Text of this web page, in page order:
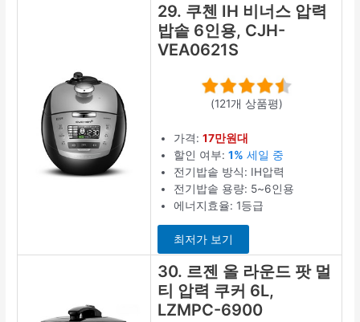
29. 쿠첸 IH 비너스 압력
밥솥 6인용, CJH-
VEA0621S
(121개 상품평)
가격:17만원대
할인 여부:1% 세일 중
전기밥솥 방식: IH압력
전기밥솥 용량: 5~6인용
에너지효율: 1등급
최저가 보기
30. 르젠 올 라운드 팟 멀
티 압력 쿠커 6L,
LZMPC-6900